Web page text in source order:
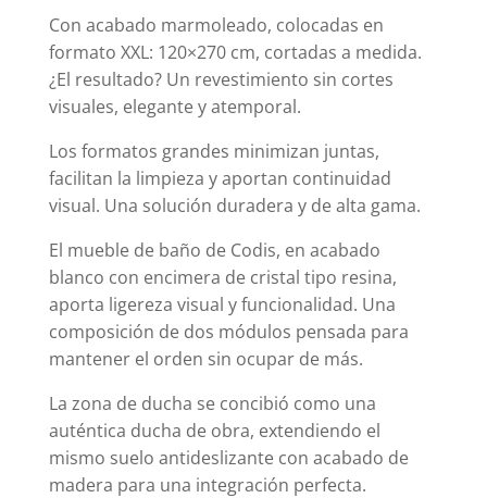
Con acabado marmoleado, colocadas en
formato XXL: 120×270 cm, cortadas a medida.
¿El resultado? Un revestimiento sin cortes
visuales, elegante y atemporal.
Los formatos grandes minimizan juntas,
facilitan la limpieza y aportan continuidad
visual. Una solución duradera y de alta gama.
El mueble de baño de Codis, en acabado
blanco con encimera de cristal tipo resina,
aporta ligereza visual y funcionalidad. Una
composición de dos módulos pensada para
mantener el orden sin ocupar de más.
La zona de ducha se concibió como una
auténtica ducha de obra, extendiendo el
mismo suelo antideslizante con acabado de
madera para una integración perfecta.